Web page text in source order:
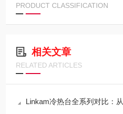
PRODUCT CLASSIFICATION
相关文章
RELATED ARTICLES
Linkam冷热台全系列对比：